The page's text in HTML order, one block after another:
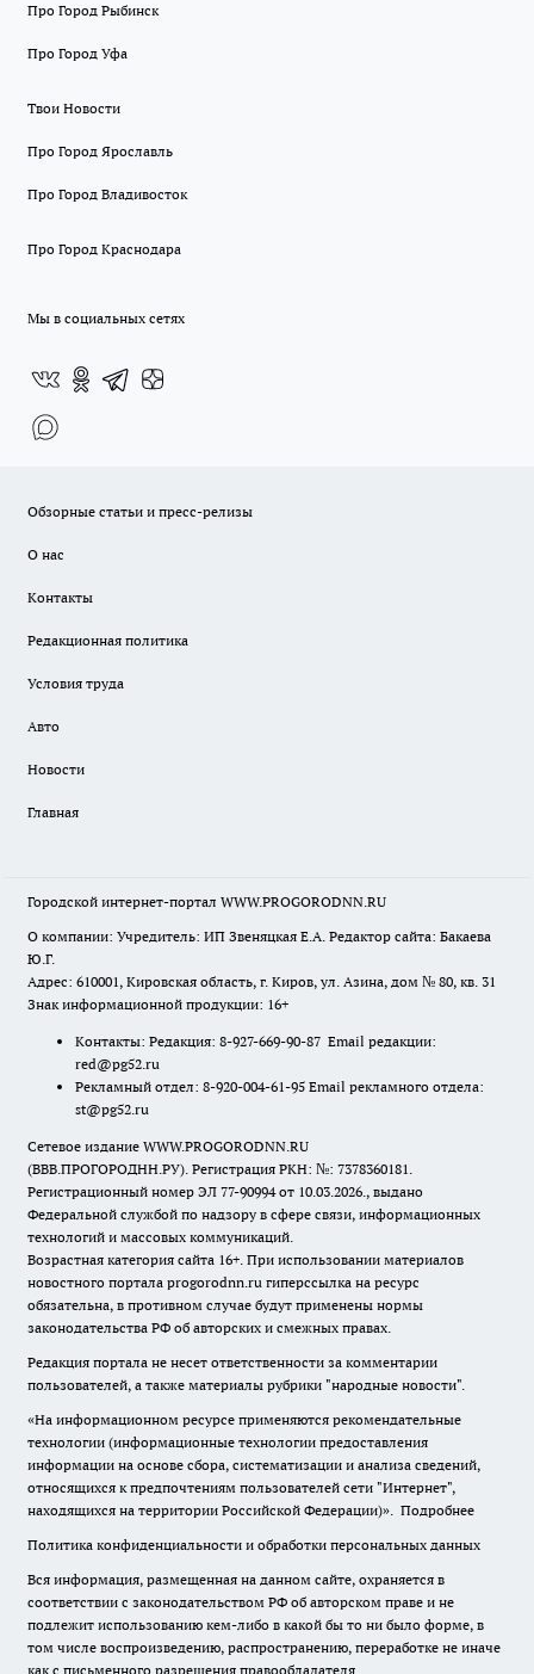
Про Город Рыбинск
Про Город Уфа
Твои Новости
Про Город Ярославль
Про Город Владивосток
Про Город Краснодара
Мы в социальных сетях
Обзорные статьи и пресс-релизы
О нас
Контакты
Редакционная политика
Условия труда
Авто
Новости
Главная
Городской интернет-портал WWW.PROGORODNN.RU
О компании: Учредитель: ИП Звеняцкая Е.А. Редактор сайта: Бакаева
Ю.Г.
Адрес: 610001, Кировская область, г. Киров, ул. Азина, дом № 80, кв. 31
Знак информационной продукции: 16+
Контакты: Редакция: 8-927-669-90-87 Email редакции:
red@pg52.ru
Рекламный отдел: 8-920-004-61-95 Email рекламного отдела:
st@pg52.ru
Сетевое издание WWW.PROGORODNN.RU
(ВВВ.ПРОГОРОДНН.РУ). Регистрация РКН: №: 7378360181.
Регистрационный номер ЭЛ 77-90994 от 10.03.2026., выдано
Федеральной службой по надзору в сфере связи, информационных
технологий и массовых коммуникаций.
Возрастная категория сайта 16+. При использовании материалов
новостного портала progorodnn.ru гиперссылка на ресурс
обязательна, в противном случае будут применены нормы
законодательства РФ об авторских и смежных правах.
Редакция портала не несет ответственности за комментарии
пользователей, а также материалы рубрики "народные новости".
«На информационном ресурсе применяются рекомендательные
технологии (информационные технологии предоставления
информации на основе сбора, систематизации и анализа сведений,
относящихся к предпочтениям пользователей сети "Интернет",
находящихся на территории Российской Федерации)». Подробнее
Политика конфиденциальности и обработки персональных данных
Вся информация, размещенная на данном сайте, охраняется в
соответствии с законодательством РФ об авторском праве и не
подлежит использованию кем-либо в какой бы то ни было форме, в
том числе воспроизведению, распространению, переработке не иначе
как с письменного разрешения правообладателя.